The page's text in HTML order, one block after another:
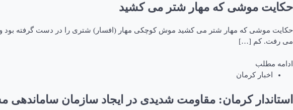
حکایت موشی که مهار شتر می کشید
حکایت موشی که مهار شتر می کشید موش کوچکی مهار (افسار) شتری را در دست گرفته بود و
می رفت. کم […]
ادامه مطلب
اخبار کرمان
استاندار کرمان: مقاومت شدیدی در ایجاد سازمان ساماندهی